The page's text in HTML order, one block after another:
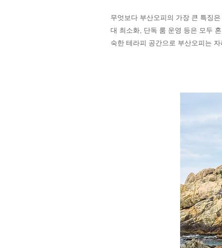
무엇보다 부산오피의 가장 큰 특징
대 최소화, 단독 룸 운영 등은 모두
숙한 테라피 공간으로 부산오피는